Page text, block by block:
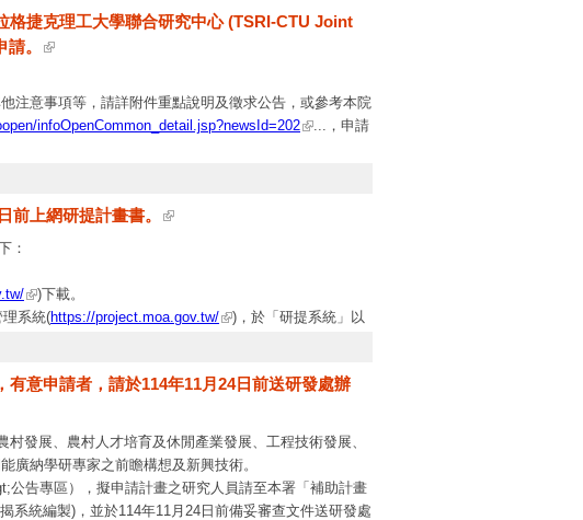
格捷克理工大學聯合研究中心 (TSRI-CTU Joint
。
注意事項等，請詳附件重點說明及徵求公告，或參考本院
infoOpenCommon_detail.jsp?newsId=202
...，申請
姐)
前上網研提計畫書。
：
)下載。
系統(https://project.moa.gov.tw/
)，於「研提系統」以
誤態樣及不予審查情況，請有意申請旨揭補助科技計畫
間至114年11月7日(星期五)下午5時截止(以系統送出時
理，計畫研究期程原則自本署計畫核定月份起至115年12
意申請者，請於114年11月24日前送研發處辦
發展、農村人才培育及休閒產業發展、工程技術發展、
廣納學研專家之前瞻構想及新興技術。
告專區），擬申請計畫之研究人員請至本署「補助計畫
系統編製)，並於114年11月24日前備妥審查文件送研發處